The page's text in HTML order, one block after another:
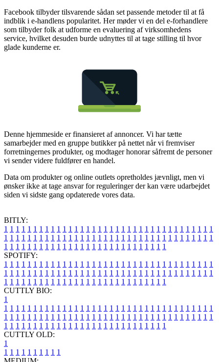
Facebook tilbyder tilsvarende sådan set passende metoder til at få
indblik i e-handlens popularitet. Her møder vi en del e-forhandlere
som tilbyder folk at udforme en evaluering af virksomhedens
service, hvilket desuden burde udnyttes til at tage stilling til hvor
glade kunderne er.
Denne hjemmeside er finansieret af annoncer. Vi har tætte
samarbejder med en gruppe butikker på nettet når vi fremviser
forretningernes produkter, og modtager honorar såfremt de personer
vi sender videre fuldfører en handel.
Data om produkter og online outlets opretholdes jævnligt, men vi
ønsker ikke at tage ansvar for reguleringer der kan være udarbejdet
siden vi sidste gang opdaterede vores data.
BITLY:
1 1 1 1 1 1 1 1 1 1 1 1 1 1 1 1 1 1 1 1 1 1 1 1 1 1 1 1 1 1 1 1 1 1 1 1
1 1 1 1 1 1 1 1 1 1 1 1 1 1 1 1 1 1 1 1 1 1 1 1 1 1 1 1 1 1 1 1 1 1 1 1
1 1 1 1 1 1 1 1 1 1 1 1 1 1 1 1 1 1 1 1 1 1 1 1 1 1 1 1
SPOTIFY:
1 1 1 1 1 1 1 1 1 1 1 1 1 1 1 1 1 1 1 1 1 1 1 1 1 1 1 1 1 1 1 1 1 1 1 1
1 1 1 1 1 1 1 1 1 1 1 1 1 1 1 1 1 1 1 1 1 1 1 1 1 1 1 1 1 1 1 1 1 1 1 1
1 1 1 1 1 1 1 1 1 1 1 1 1 1 1 1 1 1 1 1 1 1 1 1 1 1 1 1
CUTTLY BIO:
1
1 1 1 1 1 1 1 1 1 1 1 1 1 1 1 1 1 1 1 1 1 1 1 1 1 1 1 1 1 1 1 1 1 1 1 1
1 1 1 1 1 1 1 1 1 1 1 1 1 1 1 1 1 1 1 1 1 1 1 1 1 1 1 1 1 1 1 1 1 1 1 1
1 1 1 1 1 1 1 1 1 1 1 1 1 1 1 1 1 1 1 1 1 1 1 1 1 1 1 1
CUTTLY OLD:
1
1 1 1 1 1 1 1 1 1 1